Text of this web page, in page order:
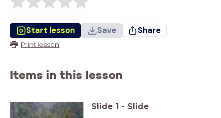
Start lesson Save Share
Print lesson
Items in this lesson
Slide 1 - Slide